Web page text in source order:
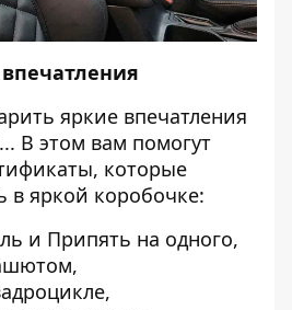
яркие впечатления
В этом вам помогут
которые
яркой коробочке:
и Припять на одного,